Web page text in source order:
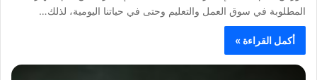
المطلوبة في سوق العمل والتعليم وحتى في حياتنا اليومية، لذلك…
أكمل القراءة »